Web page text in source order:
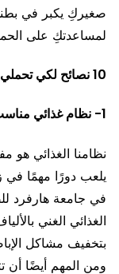
لمساعدتكِ على
10 نصائح لكي تحملي بسرعة:
1- نظام غذائي مناسب
نظامنا الغذائي هو
يلعب دورًا مهمًا
في جامعة هارفرد
الغذائي الغني
بتخفيف مشاكل
ومن المهم أيضًا أن